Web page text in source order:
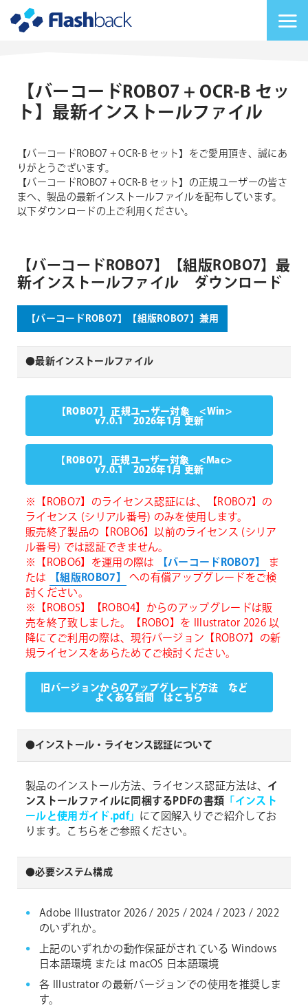
【バーコードROBO7 + OCR-B セッ
ト】最新インストールファイル
【バーコードROBO7 + OCR-B セット】をご愛用頂き、誠にあ
りがとうございます。
【バーコードROBO7 + OCR-B セット】の正規ユーザーの皆さ
まへ、製品の最新インストールファイルを配布しています。
以下ダウンロードの上ご利用ください。
【バーコードROBO7】【組版ROBO7】最
新インストールファイル ダウンロード
【バーコードROBO7】【組版ROBO7】兼用
●最新インストールファイル
【ROBO7】 正規ユーザー対象 <Win>
v7.0.1 2026年1月 更新
【ROBO7】 正規ユーザー対象 <Mac>
v7.0.1 2026年1月 更新
※【ROBO7】のライセンス認証には、【ROBO7】の
ライセンス (シリアル番号) のみを使用します。
販売終了製品の【ROBO6】以前のライセンス (シリア
ル番号) では認証できません。
※【ROBO6】を運用の際は
【バーコードROBO7】
ま
たは
【組版ROBO7】
への有償アップグレードをご検
討ください。
※【ROBO5】【ROBO4】からのアップグレードは販
売を終了致しました。【ROBO】を Illustrator 2026 以
降にてご利用の際は、現行バージョン【ROBO7】の新
規ライセンスをあらためてご検討ください。
旧バージョンからのアップグレード方法 など
よくある質問 はこちら
●インストール・ライセンス認証について
製品のインストール方法、ライセンス認証方法は、 イ
ンストールファイルに同梱するPDFの書類 「インスト
ールと使用ガイド.pdf」 にて図解入りでご紹介してお
ります。こちらをご参照ください。
●必要システム構成
Adobe Illustrator 2026 / 2025 / 2024 / 2023 / 2022
のいずれか。
上記のいずれかの動作保証がされている Windows
日本語環境 または macOS 日本語環境
各 Illustrator の最新バージョンでの使用を推奨しま
す。